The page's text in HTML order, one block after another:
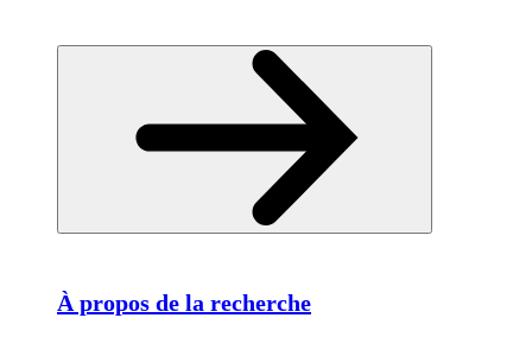
À propos de la recherche